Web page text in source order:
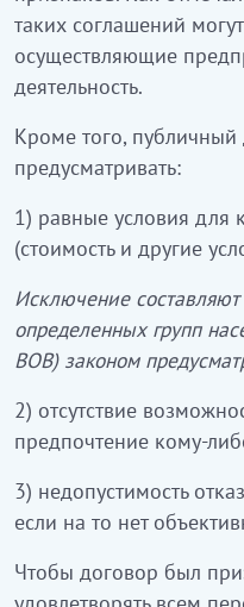
таких соглашений
осуществляющие
деятельность.
Кроме того,
предусматривать:
1) равные условия для
(стоимость и другие
Исключение составляют
определенных групп
ВОВ) законом
2) отсутствие
предпочтение кому-
3) недопустимость
если на то нет
Чтобы договор был